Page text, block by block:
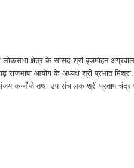
लोकसभा क्षेत्र के सांसद श्री बृजमोहन
राजभाषा आयोग के अध्यक्ष श्री प्रभात
कन्नौजे तथा उप संचालक श्री प्रताप चंद्र